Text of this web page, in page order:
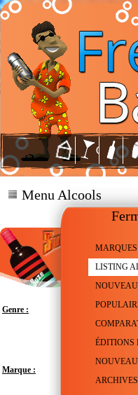
MARQUES
LISTING
ÉDITIONS
ARCHIVES
Menu Alcools
Genre :
Marque :